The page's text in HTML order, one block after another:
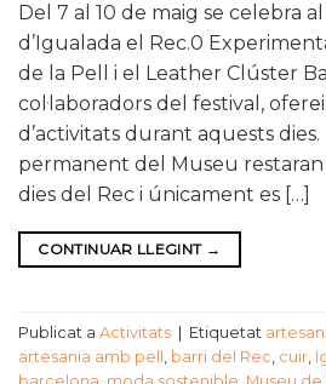
Del 7 al 10 de maig se celebra
d’Igualada el Rec.0
de la Pell i el Leather Clúster
col·laboradors del festival,
d’activitats durant aquests dies.
permanent del Museu
dies del Rec i únicament es […]
CONTINUAR LLEGINT →
Publicat a Activitats | Etiquetat
artesania amb pell barri del Rec cuir